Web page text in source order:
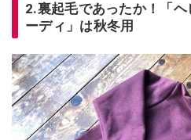
2.裏起毛であったか！「ヘ
ーディ」は秋冬用